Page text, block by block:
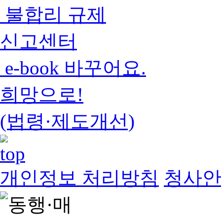
불합리 규제
신고센터
e-book 바꾸어요.
희망으로!
(법령·제도개선)
개인정보 처리방침 청사